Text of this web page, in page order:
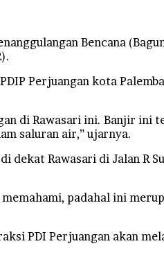
Bencana
Perjuangan kota
di Rawasari ini. Banjir ini
saluran air,” ujarnya.
dekat Rawasari di Jalan
padahal ini
PDI Perjuangan akan